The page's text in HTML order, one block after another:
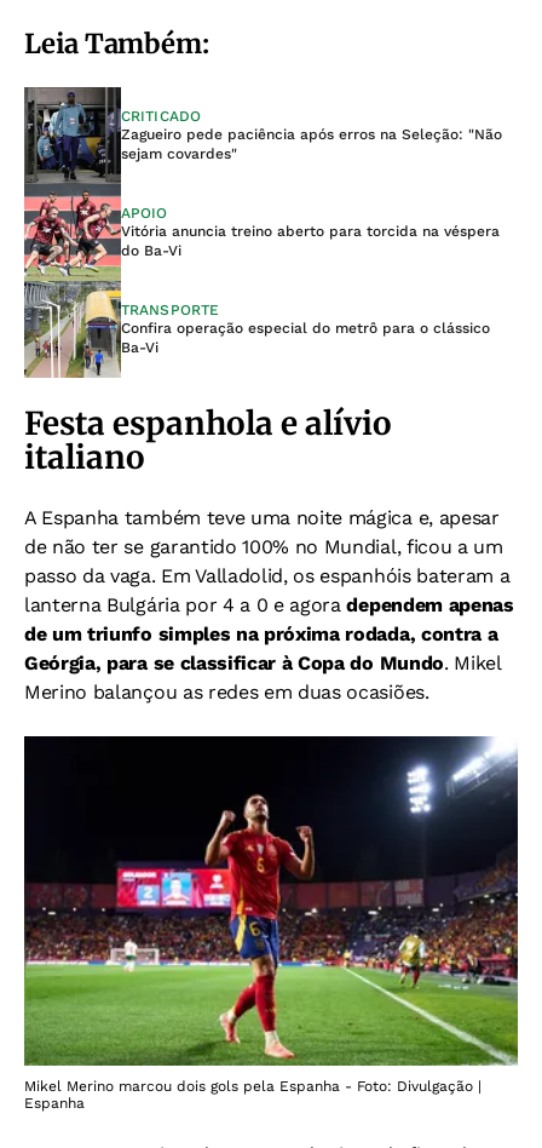
Leia Também:
CRITICADO
Zagueiro pede paciência após erros na Seleção: "Não
sejam covardes"
APOIO
Vitória anuncia treino aberto para torcida na véspera
do Ba-Vi
TRANSPORTE
Confira operação especial do metrô para o clássico
Ba-Vi
Festa espanhola e alívio
italiano
A Espanha também teve uma noite mágica e, apesar
de não ter se garantido 100% no Mundial, ficou a um
passo da vaga. Em Valladolid, os espanhóis bateram a
lanterna Bulgária por 4 a 0 e agoradependem apenas
de um triunfo simples na próxima rodada, contra a
Geórgia, para se classificar à Copa do Mundo. Mikel
Merino balançou as redes em duas ocasiões.
Mikel Merino marcou dois gols pela Espanha - Foto: Divulgação |
Espanha